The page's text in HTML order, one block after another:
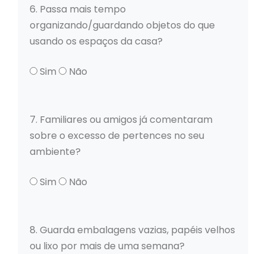
6. Passa mais tempo
organizando/guardando objetos do que
usando os espaços da casa?
Sim Não
7. Familiares ou amigos já comentaram
sobre o excesso de pertences no seu
ambiente?
Sim Não
8. Guarda embalagens vazias, papéis velhos
ou lixo por mais de uma semana?